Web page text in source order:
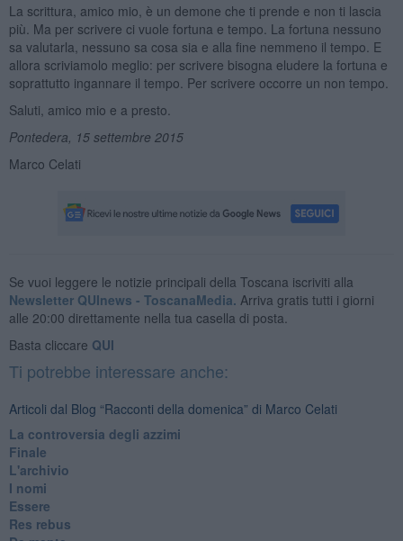
La scrittura, amico mio, è un demone che ti prende e non ti lascia
più. Ma per scrivere ci vuole fortuna e tempo. La fortuna nessuno
sa valutarla, nessuno sa cosa sia e alla fine nemmeno il tempo. E
allora scriviamolo meglio: per scrivere bisogna eludere la fortuna e
soprattutto ingannare il tempo. Per scrivere occorre un non tempo.
Saluti, amico mio e a presto.
Pontedera, 15 settembre 2015
Marco Celati
Se vuoi leggere le notizie principali della Toscana iscriviti alla
Newsletter QUInews - ToscanaMedia. Arriva gratis tutti i giorni
alle 20:00 direttamente nella tua casella di posta.
Basta cliccare QUI
Ti potrebbe interessare anche:
Articoli dal Blog “Racconti della domenica” di Marco Celati
La controversia degli azzimi
Finale
L'archivio
I nomi
Essere
Res rebus